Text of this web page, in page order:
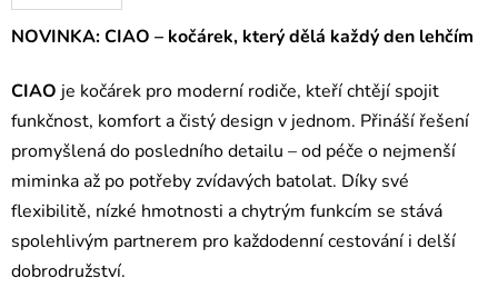
NOVINKA: CIAO – kočárek, který dělá každý den lehčím
CIAO je kočárek pro moderní rodiče, kteří chtějí spojit
funkčnost, komfort a čistý design v jednom. Přináší řešení
promyšlená do posledního detailu – od péče o nejmenší
miminka až po potřeby zvídavých batolat. Díky své
flexibilitě, nízké hmotnosti a chytrým funkcím se stává
spolehlivým partnerem pro každodenní cestování i delší
dobrodružství.